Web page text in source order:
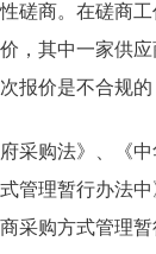
磋商。在磋商
，其中一家供
报价是不合规的
购法》、《中
管理暂行办法
采购方式管理